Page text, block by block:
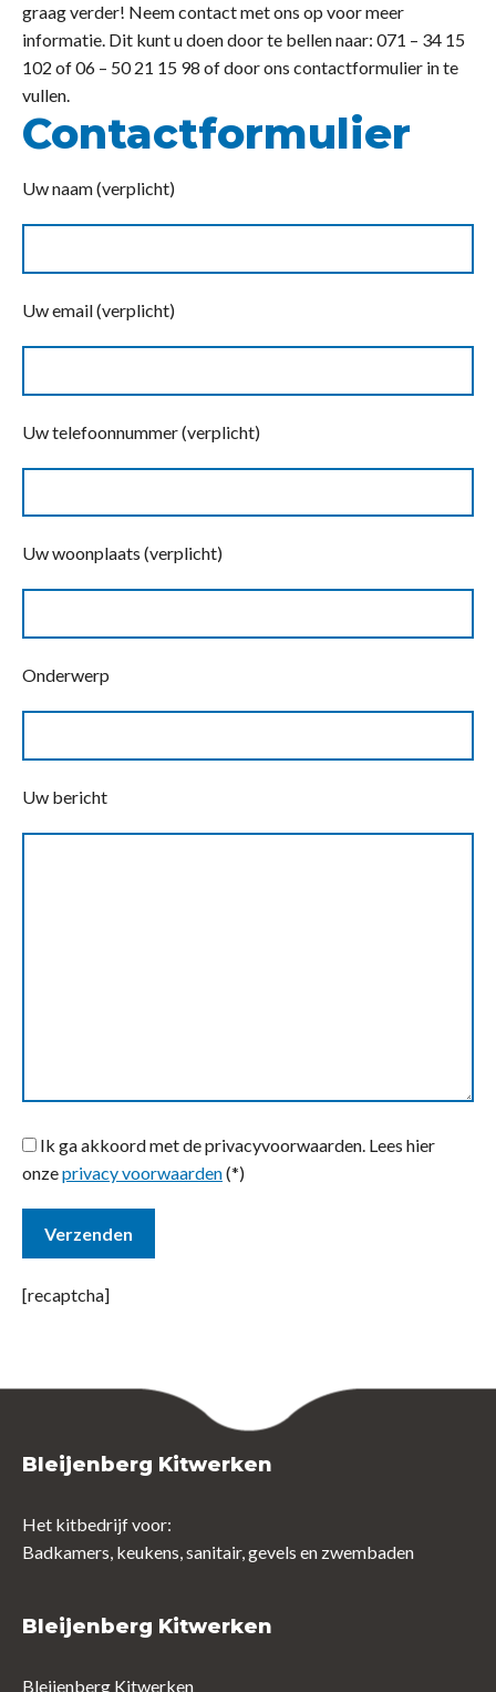
graag verder! Neem contact met ons op voor meer
informatie. Dit kunt u doen door te bellen naar: 071 – 34 15
102 of 06 – 50 21 15 98 of door ons contactformulier in te
vullen.
Contactformulier
Uw naam (verplicht)
Uw email (verplicht)
Uw telefoonnummer (verplicht)
Uw woonplaats (verplicht)
Onderwerp
Uw bericht
Ik ga akkoord met de privacyvoorwaarden. Lees hier
onzeprivacy voorwaarden(*)
[recaptcha]
Bleijenberg Kitwerken
Het kitbedrijf voor:
Badkamers, keukens, sanitair, gevels en zwembaden
Bleijenberg Kitwerken
Bleijenberg Kitwerken